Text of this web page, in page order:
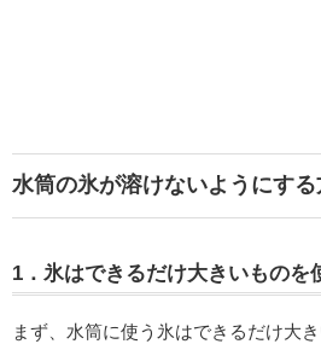
水筒の氷が溶けないようにす
1．氷はできるだけ大きいものを
まず、水筒に使う氷はできるだけ大